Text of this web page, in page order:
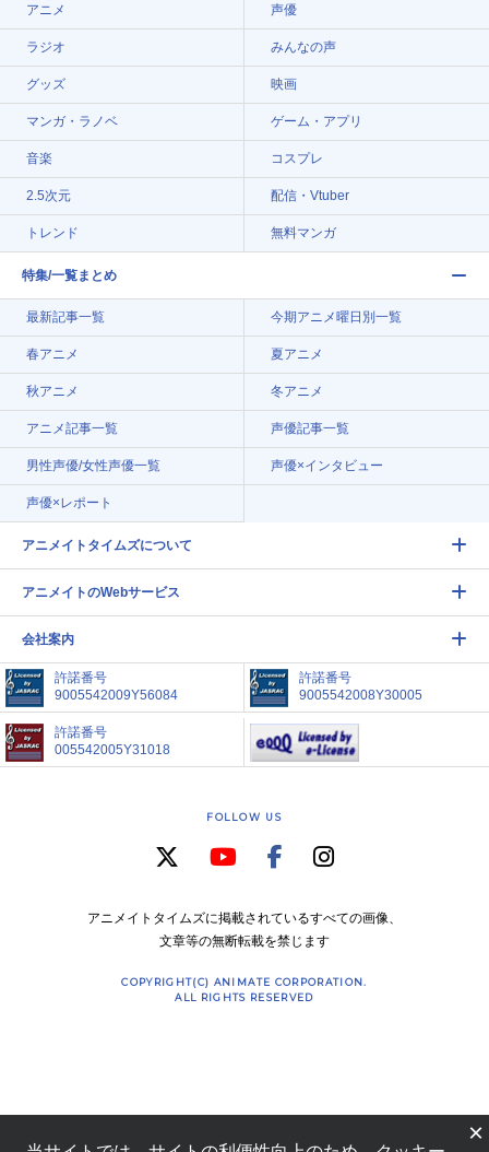
アニメ 声優
ラジオ みんなの声
グッズ 映画
マンガ・ラノベ ゲーム・アプリ
音楽 コスプレ
2.5次元 配信・Vtuber
トレンド 無料マンガ
特集/一覧まとめ
最新記事一覧 今期アニメ曜日別一覧
春アニメ 夏アニメ
秋アニメ 冬アニメ
アニメ記事一覧 声優記事一覧
男性声優/女性声優一覧 声優×インタビュー
声優×レポート
アニメイトタイムズについて
アニメイトのWebサービス
会社案内
許諾番号
9005542009Y56084
許諾番号
9005542008Y30005
許諾番号
005542005Y31018
FOLLOW US
アニメイトタイムズに掲載されているすべての画像、
文章等の無断転載を禁じます
COPYRIGHT(C) ANIMATE CORPORATION.
ALL RIGHTS RESERVED
×